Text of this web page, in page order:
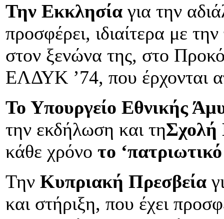
Την Εκκλησία για την
προσφέρει, ιδιαίτερα με
στον ξενώνα της, στο
ΕΛΔΥΚ ’74, που έρχονται
Το Υπουργείο Εθνικής
την εκδήλωση και τηΣχολή
κάθε χρόνο το
Την Κυπριακή Πρεσβεία
και στήριξη, που έχει